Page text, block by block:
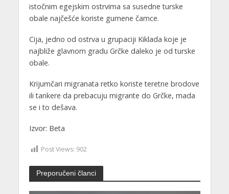
istočnim egejskim ostrvima sa susedne turske
obale najčešće koriste gumene čamce.
Cija, jedno od ostrva u grupaciji Kiklada koje je
najbliže glavnom gradu Grčke daleko je od turske
obale.
Krijumčari migranata retko koriste teretne brodove
ili tankere da prebacuju migrante do Grčke, mada
se i to dešava.
Izvor: Beta
Post Views: 902
Preporučeni članci